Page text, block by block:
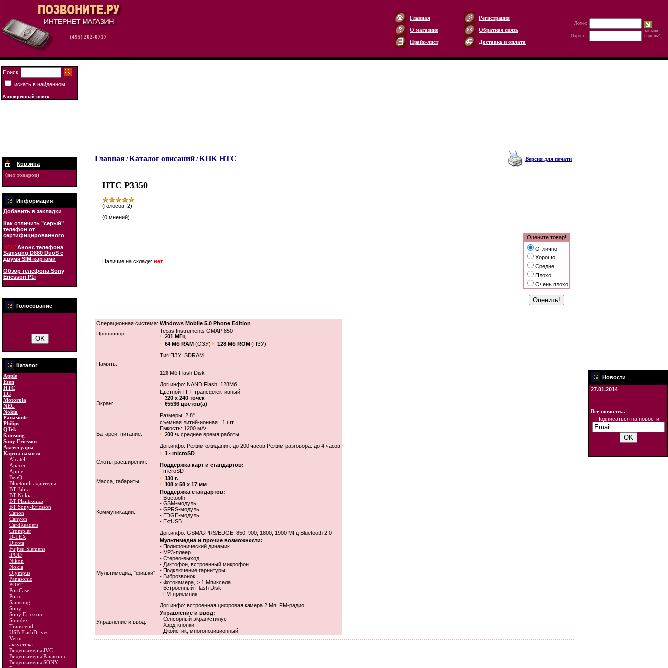
(495) 202-0717
Главная Регистрация
Логин:
Пароль:
забыли
пароль?
О магазине
Обратная связь
Прайс-лист
Доставка и оплата
Поиск:
искать в найденном
Расширенный поиск
Корзина
(нет товаров)
Информация
Добавить в закладки
Как отличить "серый"
телефон от
сертифицированного
NEWАнонс телефона
Samsung D880 DuoS с
двумя SIM-картами
Обзор телефона Sony
Ericsson P1i
Голосование
Каталог
Apple
Eten
HTC
LG
Motorola
NEC
Nokia
Panasonic
Philips
QTek
Samsung
Sony Ericsson
Аксессуары
Карты памяти
Alcatel
Apacer
Apple
BenQ
Bluetooth адаптеры
BT Jabra
BT Nokia
BT Plantronics
BT Sony-Ericsson
Canon
Canyon
CardReaders
Crumpler
D-LEX
Dicota
Fujitsu Siemens
iPOD
Nikon
Nokia
Olympus
Panasonic
PORT
PortCase
Porto
Samsung
Sony
Sony Ericsson
Sumdex
Transcend
USB FlashDrives
Vertu
аккустика
Видеокамеры JVC
Видеокамеры Panasonic
Видеокамеры SONY
Главная / Каталог описаний / КПК HTC Версия для печати
HTC P3350
(голосов: 2)
(0 мнений)
Оцените товар!
Отлично!
Хорошо
Средне
Плохо
Очень плохо
Наличие на складе: нет
Операционная система: Windows Mobile 5.0 Phone Edition
Процессор:
Texas Instruments OMAP 850
201 МГц
Память:
64 Мб RAM (ОЗУ) 128 Мб ROM (ПЗУ)
Тип ПЗУ: SDRAM
128 Мб Flash Disk
Доп.инфо: NAND Flash: 128Мб
Экран:
Цветной TFT трансфлективный
320 x 240 точек
65536 цветов(а)
Размеры: 2.8"
Батареи, питание:
съемная литий-ионная , 1 шт.
Емкость: 1200 мАч
200 ч. среднее время работы
Доп.инфо: Режим ожидания: до 200 часов Режим разговора: до 4 часов
Слоты расширения:
1 - miсroSD
Поддержка карт и стандартов:
- microSD
Масса, габариты:
130 г.
108 x 58 x 17 мм
Коммуникации:
Поддержка стандартов:
- Bluetooth
- GSM-модуль
- GPRS-модуль
- EDGE-модуль
- ExtUSB
Доп.инфо: GSM/GPRS/EDGE: 850, 900, 1800, 1900 МГц Bluetooth 2.0
Мультимедиа, "фишки":
Мультимедиа и прочие возможности:
- Полифонический динамик
- MP3-плеер
- Стерео-выход
- Диктофон, встроенный микрофон
- Подключение гарнитуры
- Виброзвонок
- Фотокамера, > 1 Мпиксела
- Встроенный Flash Disk
- FM-приемник
Доп.инфо: встроенная цифровая камера 2 Мп, FM-радио,
Управление и ввод:
Управление и ввод:
- Сенсорный экран/стилус
- Хард-кнопки
- Джойстик, многопозиционный
Новости
27.01.2014
Все новости...
Подписаться на новости: